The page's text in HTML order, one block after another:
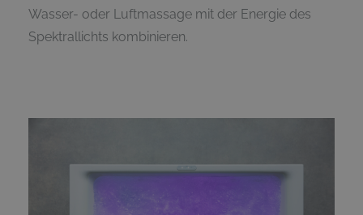
Wasser- oder Luftmassage mit der Energie des
Spektrallichts kombinieren.